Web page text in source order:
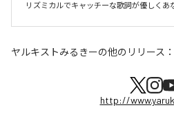
リズミカルでキャッチーな歌詞が優しくあ
ヤルキストみるきーの他のリリース：
http://